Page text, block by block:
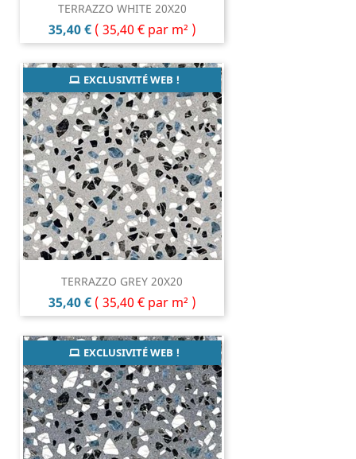
TERRAZZO WHITE 20X20
Prix
35,40 € ( 35,40 € par m² )
TERRAZZO GREY 20X20
Prix
35,40 € ( 35,40 € par m² )
EXCLUSIVITÉ WEB !
EXCLUSIVITÉ WEB !